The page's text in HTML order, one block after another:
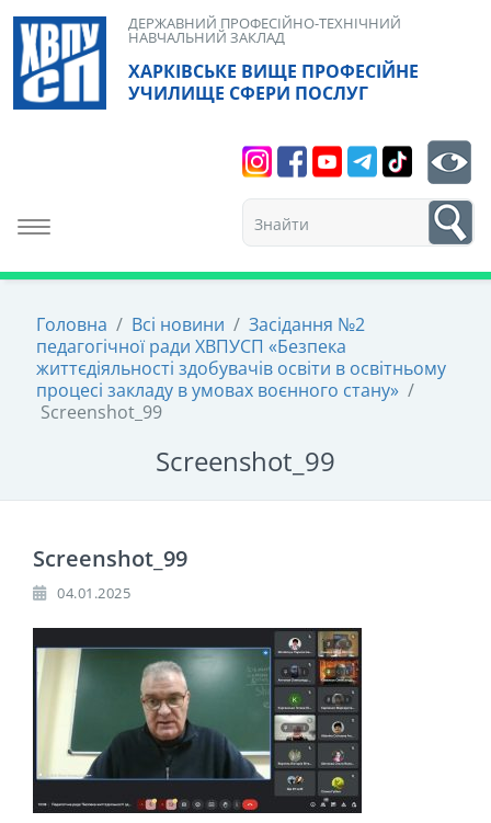
Skip
content
ХАРКІВСЬКЕ ВИЩЕ ПРОФЕСІЙНЕ
УЧИЛИЩЕ СФЕРИ ПОСЛУГ
ДЕРЖАВНИЙ ПРОФЕСІЙНО-ТЕХНІЧНИЙ
НАВЧАЛЬНИЙ ЗАКЛАД
Toggle navigation
1
Головна / Всі новини / Засідання №2
педагогічної ради ХВПУСП «Безпека
життєдіяльності здобувачів освіти в освітньому
процесі закладу в умовах воєнного стану» /
Screenshot_99
Screenshot_99
Screenshot_99
04.01.2025